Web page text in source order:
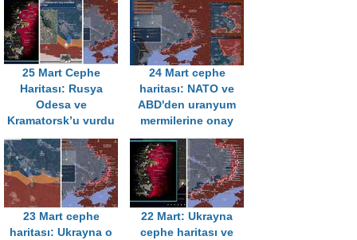
geçirdi
25 Mart Cephe
Haritası: Rusya
Odesa ve
Kramatorsk’u vurdu
24 Mart cephe
haritası: NATO ve
ABD'den uranyum
mermilerine onay
23 Mart cephe
haritası: Ukrayna o
22 Mart: Ukrayna
cephe haritası ve